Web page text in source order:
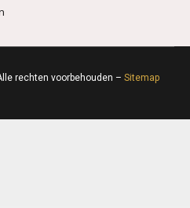
rechten voorbehouden – Sitemap